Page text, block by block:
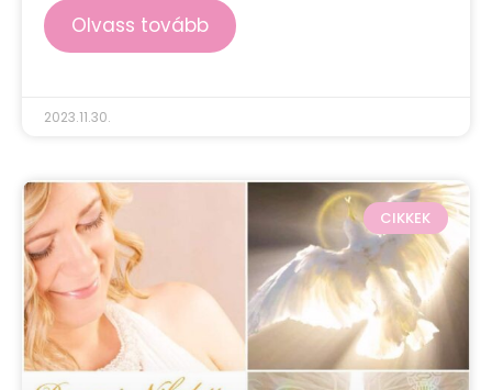
Olvass tovább
2023.11.30.
CIKKEK